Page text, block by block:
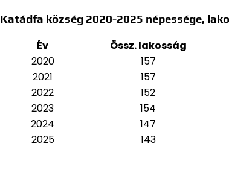
Katádfa község 2020-2025 népessége,
Év Össz. lakosság
2020
157
2021
157
2022
152
2023
154
2024
147
2025
143